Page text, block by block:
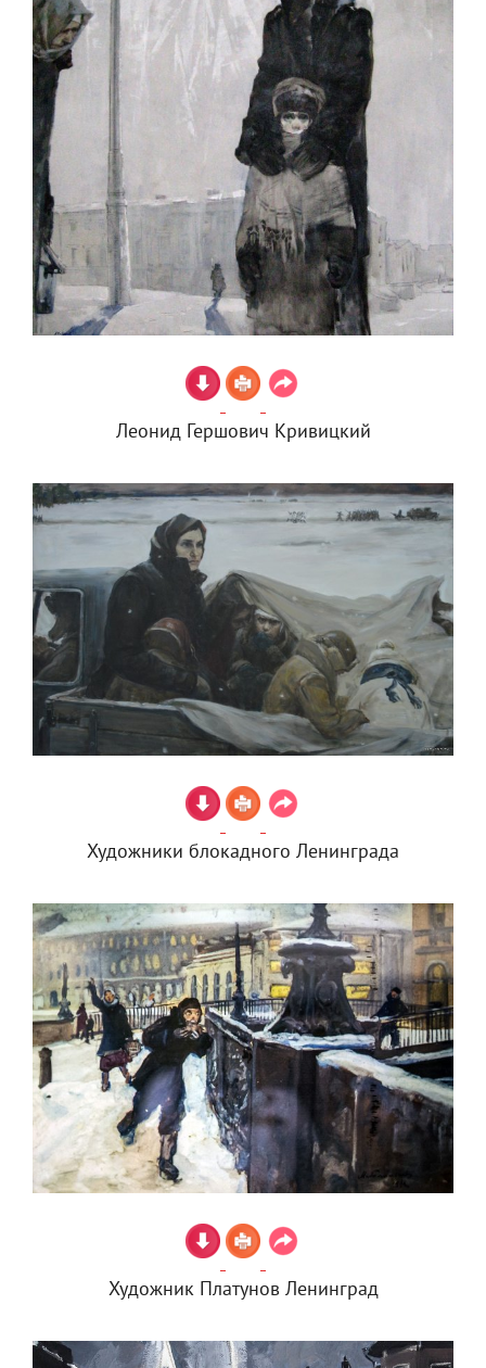
Леонид Гершович Кривицкий
Художники блокадного Ленинграда
Художник Платунов Ленинград